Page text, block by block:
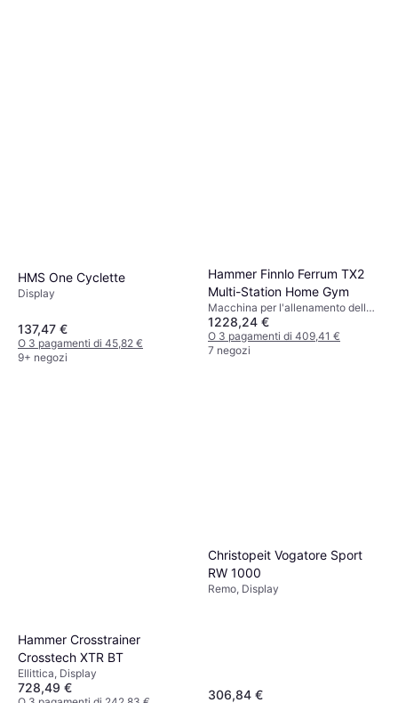
HMS One Cyclette
Display
137,47 €
O 3 pagamenti di 45,82 €
9+ negozi
Hammer Finnlo Ferrum TX2
Multi-Station Home Gym
Macchina per l'allenamento della
forza
1228,24 €
O 3 pagamenti di 409,41 €
7 negozi
Hammer Crosstrainer
Crosstech XTR BT
Ellittica, Display
728,49 €
Christopeit Vogatore Sport
RW 1000
Remo, Display
306,84 €